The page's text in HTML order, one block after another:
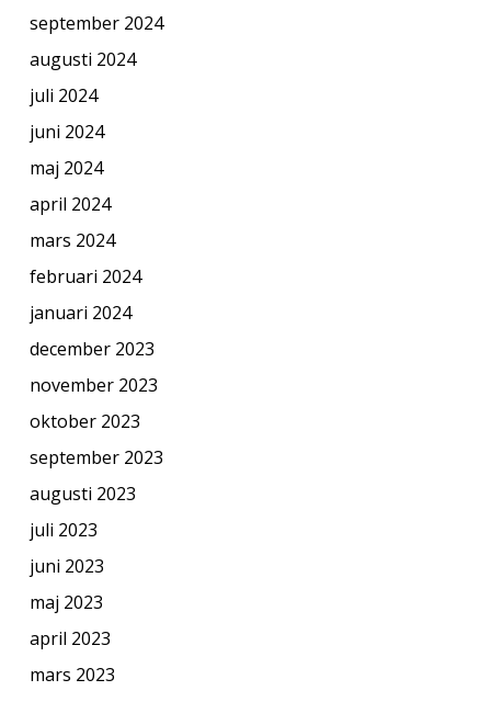
september 2024
augusti 2024
juli 2024
juni 2024
maj 2024
april 2024
mars 2024
februari 2024
januari 2024
december 2023
november 2023
oktober 2023
september 2023
augusti 2023
juli 2023
juni 2023
maj 2023
april 2023
mars 2023